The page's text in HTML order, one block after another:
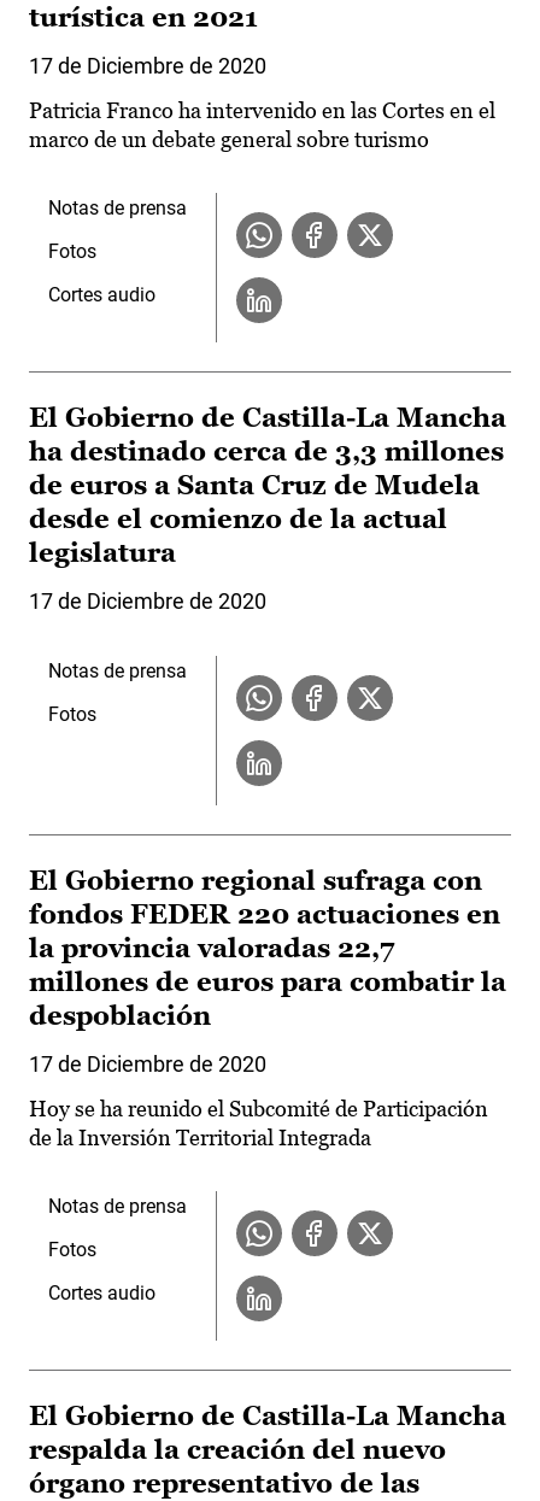
turística en 2021
17 de Diciembre de 2020
Patricia Franco ha intervenido en las Cortes en el
marco de un debate general sobre turismo
Notas de prensa
Fotos
Cortes audio
El Gobierno de Castilla-La Mancha
ha destinado cerca de 3,3 millones
de euros a Santa Cruz de Mudela
desde el comienzo de la actual
legislatura
17 de Diciembre de 2020
Notas de prensa
Fotos
El Gobierno regional sufraga con
fondos FEDER 220 actuaciones en
la provincia valoradas 22,7
millones de euros para combatir la
despoblación
17 de Diciembre de 2020
Hoy se ha reunido el Subcomité de Participación
de la Inversión Territorial Integrada
Notas de prensa
Fotos
Cortes audio
El Gobierno de Castilla-La Mancha
respalda la creación del nuevo
órgano representativo de las